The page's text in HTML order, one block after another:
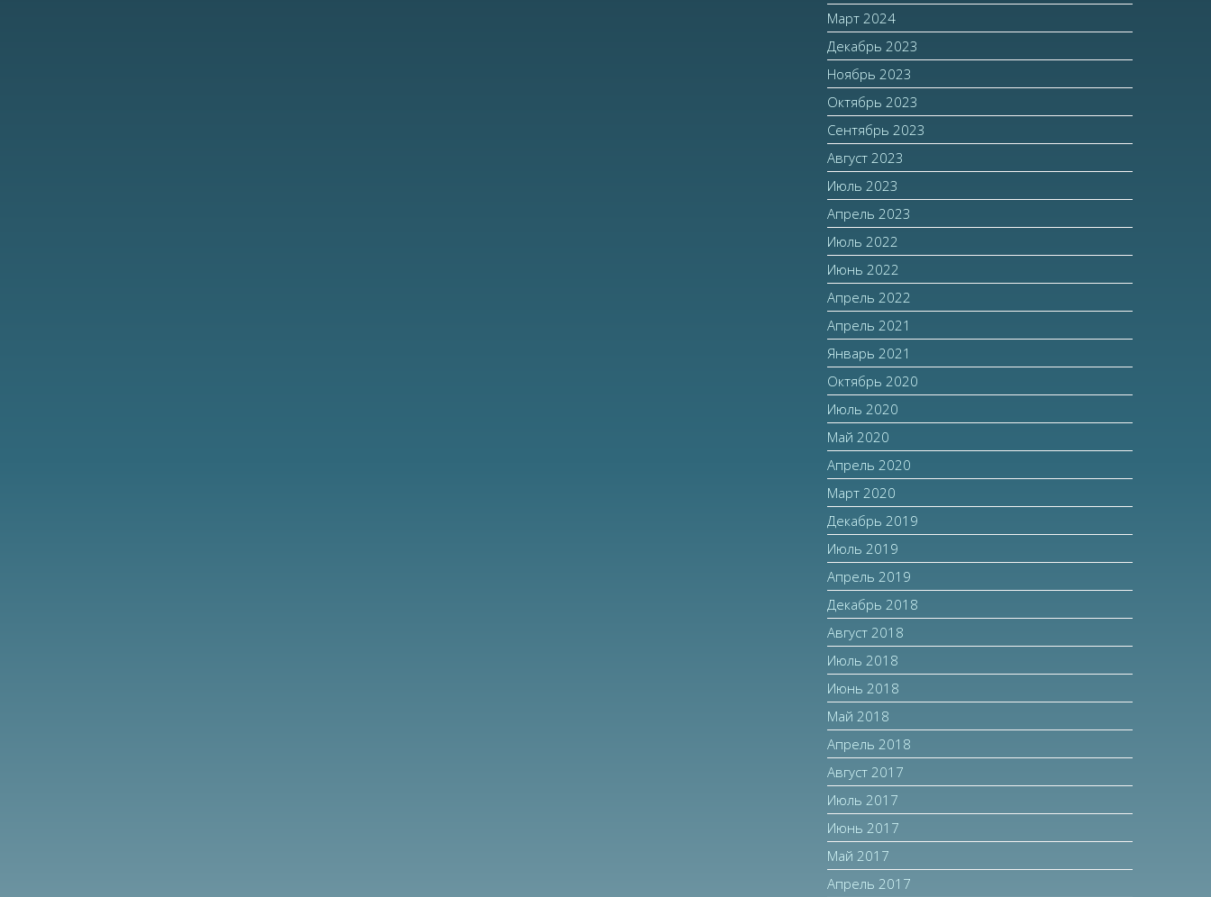
Март 2024
Декабрь 2023
Ноябрь 2023
Октябрь 2023
Сентябрь 2023
Август 2023
Июль 2023
Апрель 2023
Июль 2022
Июнь 2022
Апрель 2022
Апрель 2021
Январь 2021
Октябрь 2020
Июль 2020
Май 2020
Апрель 2020
Март 2020
Декабрь 2019
Июль 2019
Апрель 2019
Декабрь 2018
Август 2018
Июль 2018
Июнь 2018
Май 2018
Апрель 2018
Август 2017
Июль 2017
Июнь 2017
Май 2017
Апрель 2017